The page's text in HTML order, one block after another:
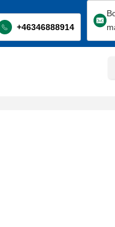
+46346888914